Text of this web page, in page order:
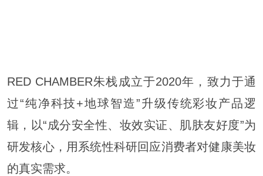
RED CHAMBER朱栈成立于2020年，致力于通
过“纯净科技+地球智造”升级传统彩妆产品逻
辑，以“成分安全性、妆效实证、肌肤友好度”为
研发核心，用系统性科研回应消费者对健康美妆
的真实需求。